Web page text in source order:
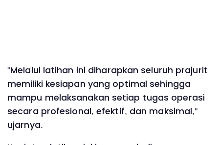
"Melalui latihan ini diharapkan seluruh prajurit
memiliki kesiapan yang optimal sehingga
mampu melaksanakan setiap tugas operasi
secara profesional, efektif, dan maksimal,"
ujarnya.